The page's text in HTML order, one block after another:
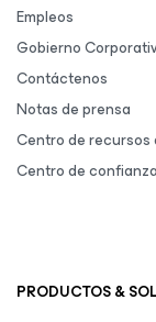
Empleos
Gobierno
Contáctenos
Notas de prensa
Centro de recursos
Centro de confianza
PRODUCTOS &